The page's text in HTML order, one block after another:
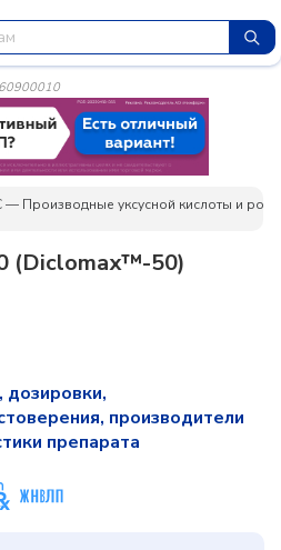
Производные уксусной кислоты и
(Diclomax™-50)
производители
препарата